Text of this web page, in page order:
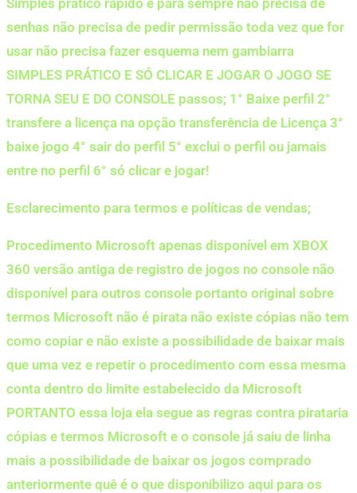
senhas não precisa de pedir permissão toda vez que for
usar não precisa fazer esquema nem gambiarra
SIMPLES PRÁTICO E SÓ CLICAR E JOGAR O JOGO SE
TORNA SEU E DO CONSOLE passos; 1° Baixe perfil 2°
transfere a licença na opção transferência de Licença 3°
baixe jogo 4° sair do perfil 5° exclui o perfil ou jamais
entre no perfil 6° só clicar e jogar!
Esclarecimento para termos e políticas de vendas;
Procedimento Microsoft apenas disponível em XBOX
360 versão antiga de registro de jogos no console não
disponível para outros console portanto original sobre
termos Microsoft não é pirata não existe cópias não tem
como copiar e não existe a possibilidade de baixar mais
que uma vez e repetir o procedimento com essa mesma
conta dentro do limite estabelecido da Microsoft
PORTANTO essa loja ela segue as regras contra pirataria
cópias e termos Microsoft e o console já saiu de linha
mais a possibilidade de baixar os jogos comprado
anteriormente quê é o que disponibilizo aqui para os